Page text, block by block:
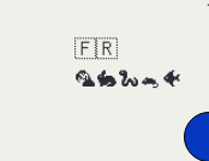
🇫🇷
🦜🐇🐍🐁🐠